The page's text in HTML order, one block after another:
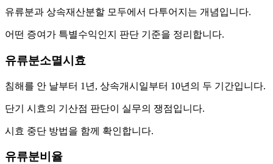
유류분과 상속재산분할 모두에서 다투어지는 개념입니다.
어떤 증여가 특별수익인지 판단 기준을 정리합니다.
유류분소멸시효
침해를 안 날부터 1년, 상속개시일부터 10년의 두 기간입니다.
단기 시효의 기산점 판단이 실무의 쟁점입니다.
시효 중단 방법을 함께 확인합니다.
유류분비율